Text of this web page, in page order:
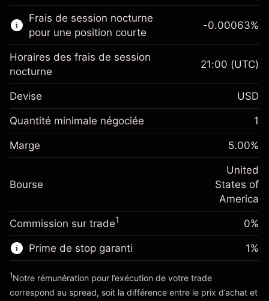
En savoir plus sur :
CFD
Marge. Votre
investissement
Ajustement des fonds de
Frais sur la valeur totale de la
-0.021596
%
(-$4.32)
Taille de la position avec effet de levier
Valeur nominale avec effet de levier
Frais de session nocturne
pour une position courte
Marge. Votre
$1,000.00
de overnight
position
-0.000626
%
(-$0.13)
Taille de la position avec effet de levier
~$20,000.00
Valeur nominale avec effet de levier
-0.00063%
Horaires des frais de session
nocturne
21:00 (UTC)
Devise USD
Quantité minimale négociée 1
Marge 5.00%
Bourse
United
States of
America
Commission sur trade1 0%
Prime de stop garanti 1%
1Notre rémunération pour l’exécution de votre trade
correspond au spread, soit la différence entre le prix d’achat et